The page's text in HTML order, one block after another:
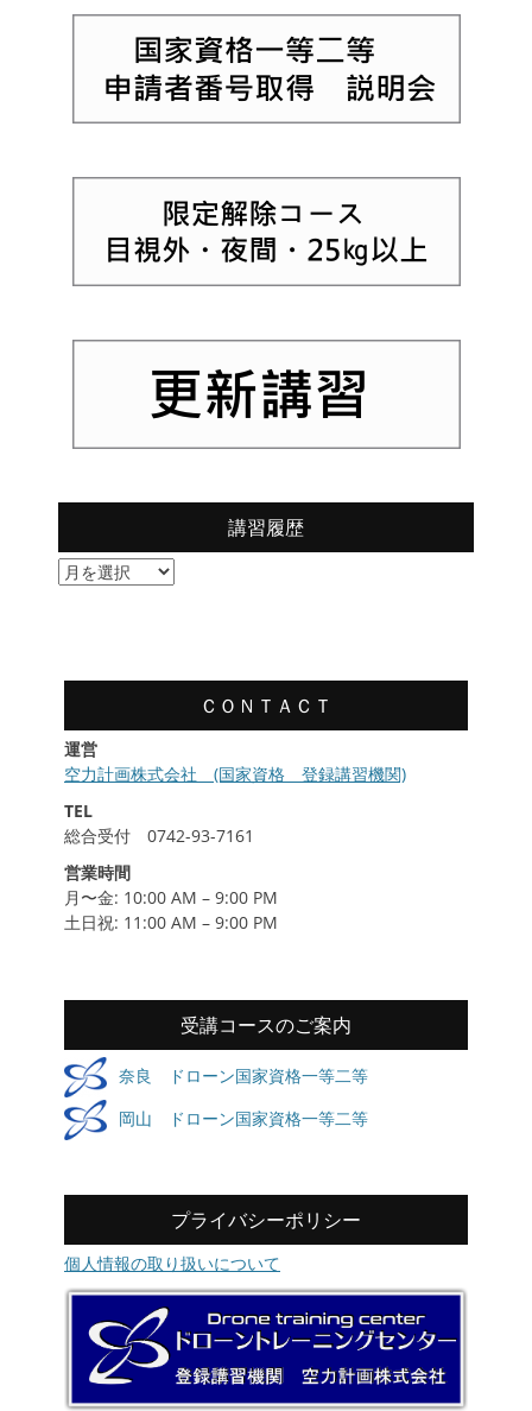
講習履歴
講
ＣＯＮＴＡＣＴ
運営
空力計画株式会社 (国家資格 登録講習機関)
TEL
総合受付 0742-93-7161
営業時間
月〜金: 10:00 AM – 9:00 PM
土日祝: 11:00 AM – 9:00 PM
受講コースのご案内
奈良 ドローン国家資格一等二等
岡山 ドローン国家資格一等二等
プライバシーポリシー
個人情報の取り扱いについて